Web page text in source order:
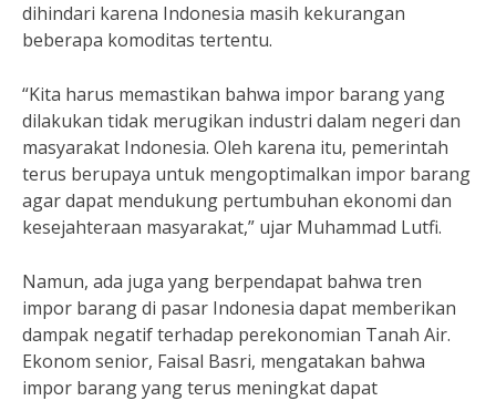
dihindari karena Indonesia masih kekurangan
beberapa komoditas tertentu.
“Kita harus memastikan bahwa impor barang yang
dilakukan tidak merugikan industri dalam negeri dan
masyarakat Indonesia. Oleh karena itu, pemerintah
terus berupaya untuk mengoptimalkan impor barang
agar dapat mendukung pertumbuhan ekonomi dan
kesejahteraan masyarakat,” ujar Muhammad Lutfi.
Namun, ada juga yang berpendapat bahwa tren
impor barang di pasar Indonesia dapat memberikan
dampak negatif terhadap perekonomian Tanah Air.
Ekonom senior, Faisal Basri, mengatakan bahwa
impor barang yang terus meningkat dapat